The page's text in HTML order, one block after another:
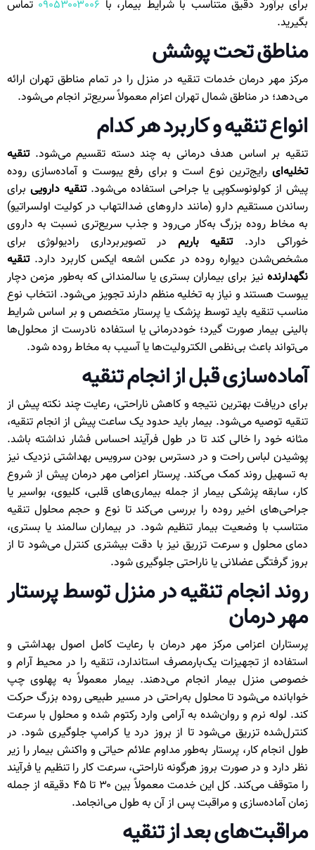
برای برآورد دقیق متناسب با شرایط بیمار، با ۰۹۰۵۳۰۰۳۰۰۶ تماس
بگیرید.
مناطق تحت پوشش
مرکز مهر درمان خدمات تنقیه در منزل را در تمام مناطق تهران ارائه
می‌دهد؛ در مناطق شمال تهران اعزام معمولاً سریع‌تر انجام می‌شود.
انواع تنقیه و کاربرد هر کدام
تنقیه بر اساس هدف درمانی به چند دسته تقسیم می‌شود.تنقیه
تخلیه‌ای رایج‌ترین نوع است و برای رفع یبوست و آماده‌سازی روده
پیش از کولونوسکوپی یا جراحی استفاده می‌شود.تنقیه دارویی برای
رساندن مستقیم دارو (مانند داروهای ضدالتهاب در کولیت اولسراتیو)
به مخاط روده بزرگ به‌کار می‌رود و جذب سریع‌تری نسبت به داروی
خوراکی دارد.تنقیه باریمدر تصویربرداری رادیولوژی برای
مشخص‌شدن دیواره روده در عکس اشعه ایکس کاربرد دارد.تنقیه
نگهدارنده نیز برای بیماران بستری یا سالمندانی که به‌طور مزمن دچار
یبوست هستند و نیاز به تخلیه منظم دارند تجویز می‌شود. انتخاب نوع
مناسب تنقیه باید توسط پزشک یا پرستار متخصص و بر اساس شرایط
بالینی بیمار صورت گیرد؛ خوددرمانی یا استفاده نادرست از محلول‌ها
می‌تواند باعث بی‌نظمی الکترولیت‌ها یا آسیب به مخاط روده شود.
آماده‌سازی قبل از انجام تنقیه
برای دریافت بهترین نتیجه و کاهش ناراحتی، رعایت چند نکته پیش از
تنقیه توصیه می‌شود. بیمار باید حدود یک ساعت پیش از انجام تنقیه،
مثانه خود را خالی کند تا در طول فرآیند احساس فشار نداشته باشد.
پوشیدن لباس راحت و در دسترس بودن سرویس بهداشتی نزدیک نیز
به تسهیل روند کمک می‌کند. پرستار اعزامی مهر درمان پیش از شروع
کار، سابقه پزشکی بیمار از جمله بیماری‌های قلبی، کلیوی، بواسیر یا
جراحی‌های اخیر روده را بررسی می‌کند تا نوع و حجم محلول تنقیه
متناسب با وضعیت بیمار تنظیم شود. در بیماران سالمند یا بستری،
دمای محلول و سرعت تزریق نیز با دقت بیشتری کنترل می‌شود تا از
بروز گرفتگی عضلانی یا ناراحتی جلوگیری شود.
روند انجام تنقیه در منزل توسط پرستار
مهر درمان
پرستاران اعزامی مرکز مهر درمان با رعایت کامل اصول بهداشتی و
استفاده از تجهیزات یک‌بارمصرف استاندارد، تنقیه را در محیط آرام و
خصوصی منزل بیمار انجام می‌دهند. بیمار معمولاً به پهلوی چپ
خوابانده می‌شود تا محلول به‌راحتی در مسیر طبیعی روده بزرگ حرکت
کند. لوله نرم و روان‌شده به آرامی وارد رکتوم شده و محلول با سرعت
کنترل‌شده تزریق می‌شود تا از بروز درد یا کرامپ جلوگیری شود. در
طول انجام کار، پرستار به‌طور مداوم علائم حیاتی و واکنش بیمار را زیر
نظر دارد و در صورت بروز هرگونه ناراحتی، سرعت کار را تنظیم یا فرآیند
را متوقف می‌کند. کل این خدمت معمولاً بین ۳۰ تا ۴۵ دقیقه از جمله
زمان آماده‌سازی و مراقبت پس از آن به طول می‌انجامد.
مراقبت‌های بعد از تنقیه